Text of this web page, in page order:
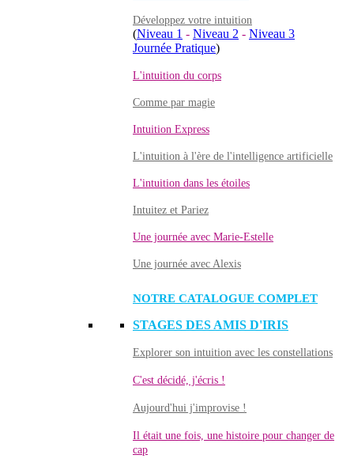
Développez votre intuition
(Niveau 1 - Niveau 2 - Niveau 3
Journée Pratique)
L'intuition du corps
Comme par magie
Intuition Express
L'intuition à l'ère de l'intelligence artificielle
L'intuition dans les étoiles
Intuitez et Pariez
Une journée avec Marie-Estelle
Une journée avec Alexis
NOTRE CATALOGUE COMPLET
STAGES DES AMIS D'IRIS
Explorer son intuition avec les constellations
C'est décidé, j'écris !
Aujourd'hui j'improvise !
Il était une fois, une histoire pour changer de
cap